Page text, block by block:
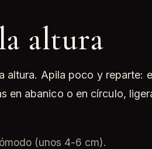
altura
altura. Apila poco y reparte:
en abanico o en círculo,
(unos 4-6 cm).